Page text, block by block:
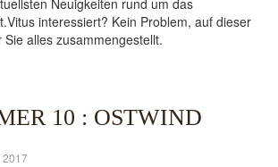
Neuigkeiten rund um das
interessiert? Kein Problem, auf dieser
alles zusammengestellt.
10 : OSTWIND